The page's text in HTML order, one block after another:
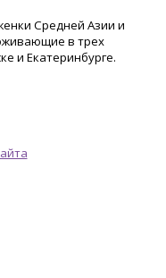
Средней Азии и
в трех
и Екатеринбурге.